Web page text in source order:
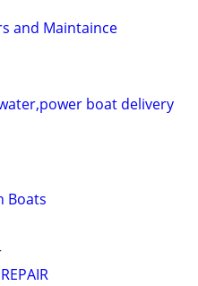
and Maintaince
boat delivery
Boats